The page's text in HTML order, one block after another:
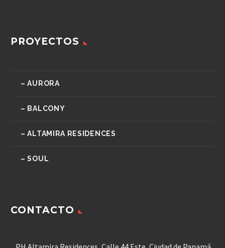
PROYECTOS
– AURORA
– BALCONY
– ALTAMIRA RESIDENCES
– SOUL
CONTACTO